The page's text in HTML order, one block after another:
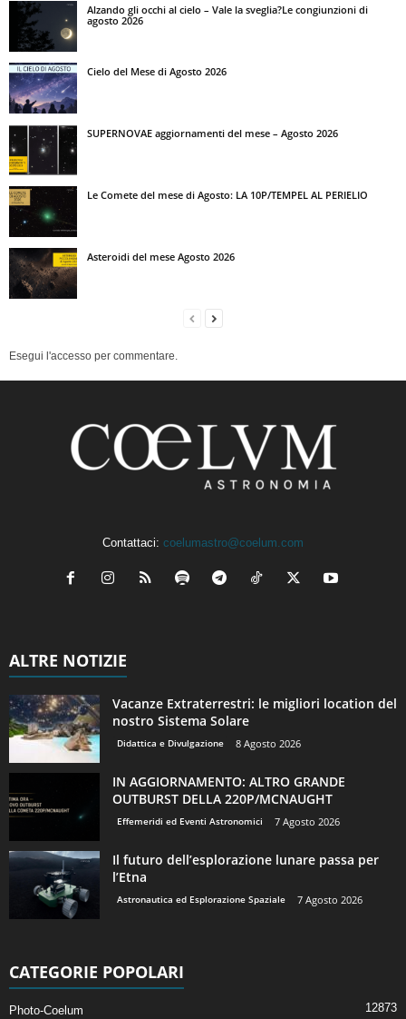
Alzando gli occhi al cielo – Vale la sveglia?Le congiunzioni di
agosto 2026
Cielo del Mese di Agosto 2026
SUPERNOVAE aggiornamenti del mese – Agosto 2026
Le Comete del mese di Agosto: LA 10P/TEMPEL AL PERIELIO
Asteroidi del mese Agosto 2026
Esegui l'accesso per commentare.
Contattaci: coelumastro@coelum.com
ALTRE NOTIZIE
Vacanze Extraterrestri: le migliori location del
nostro Sistema Solare
Didattica e Divulgazione 8 Agosto 2026
IN AGGIORNAMENTO: ALTRO GRANDE
OUTBURST DELLA 220P/MCNAUGHT
Effemeridi ed Eventi Astronomici 7 Agosto 2026
Il futuro dell’esplorazione lunare passa per
l’Etna
Astronautica ed Esplorazione Spaziale 7 Agosto 2026
CATEGORIE POPOLARI
Photo-Coelum 12873